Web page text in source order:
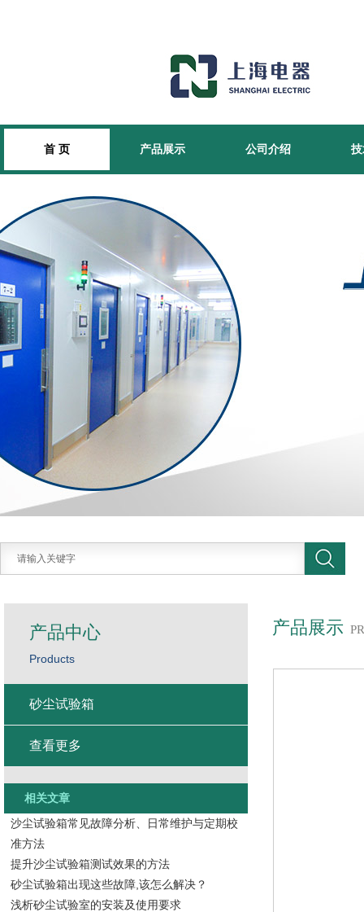
首 页 产品展示 公司介绍
产品展示
产品中心
Products
砂尘试验箱
查看更多
相关文章
沙尘试验箱常见故障分析、日常维护与定期校
准方法
提升沙尘试验箱测试效果的方法
砂尘试验箱出现这些故障,该怎么解决？
浅析砂尘试验室的安装及使用要求